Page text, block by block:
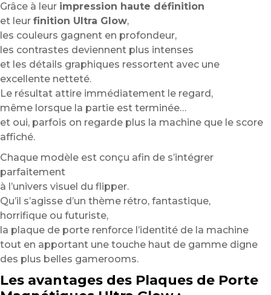
Grâce à leur impression haute définition
et leur finition Ultra Glow,
les couleurs gagnent en profondeur,
les contrastes deviennent plus intenses
et les détails graphiques ressortent avec une
excellente netteté.
Le résultat attire immédiatement le regard,
même lorsque la partie est terminée…
et oui, parfois on regarde plus la machine que le score
affiché.
Chaque modèle est conçu afin de s’intégrer
parfaitement
à l’univers visuel du flipper.
Qu’il s’agisse d’un thème rétro, fantastique,
horrifique ou futuriste,
la plaque de porte renforce l’identité de la machine
tout en apportant une touche haut de gamme digne
des plus belles gamerooms.
Les avantages des Plaques de Porte